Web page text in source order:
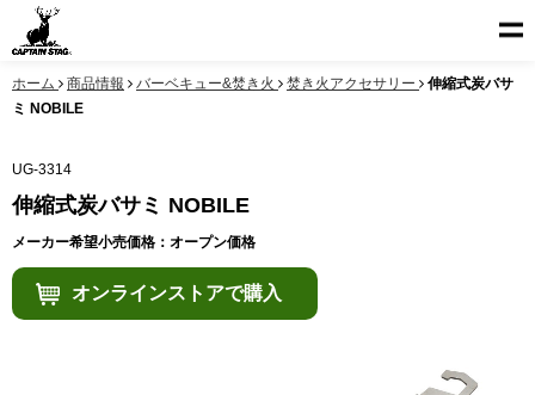
ホーム 商品情報 バーベキュー&焚き火 焚き火アクセサリー
伸縮式炭バサ
ミ NOBILE
UG-3314
伸縮式炭バサミ NOBILE
メーカー希望小売価格：オープン価格
オンラインストアで購入